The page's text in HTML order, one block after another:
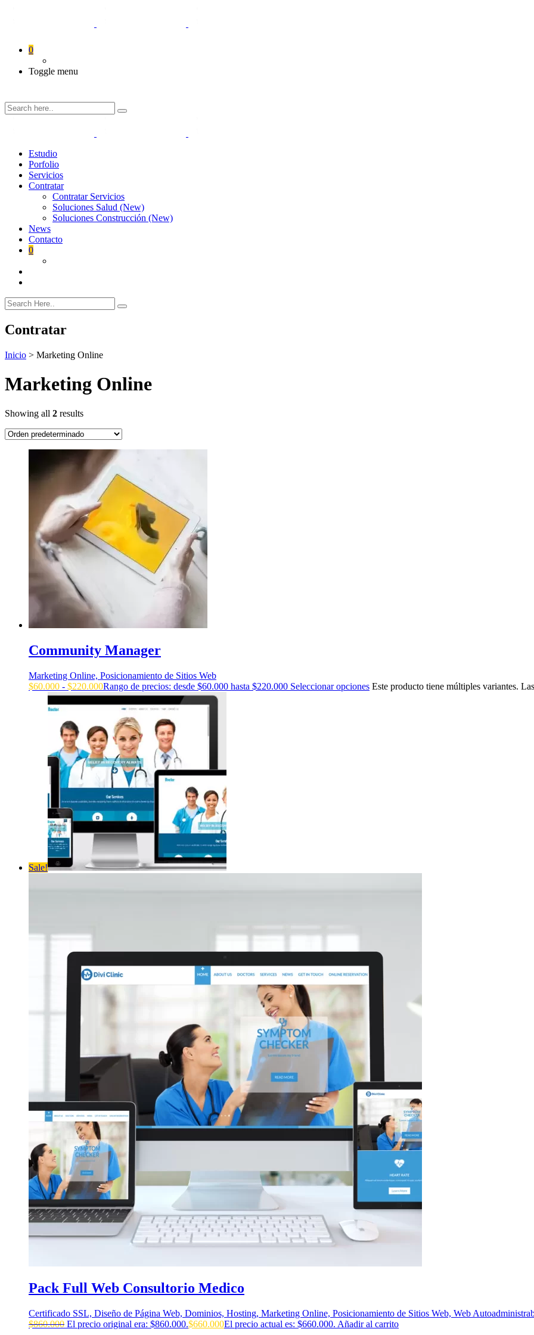
0
Toggle menu
Estudio
Porfolio
Servicios
Contratar
Contratar Servicios
Soluciones Salud (New)
Soluciones Construcción (New)
News
Contacto
0
Contratar
Inicio > Marketing Online
Marketing Online
Showing all 2 results
Community Manager
Marketing Online, Posicionamiento de Sitios Web
$60.000 - $220.000Rango de precios: desde $60.000 hasta $220.000 Seleccionar opciones Este producto tiene múltiples variantes.
Sale!
Pack Full Web Consultorio Medico
Certificado SSL, Diseño de Página Web, Dominios, Hosting, Marketing Online, Posicionamiento de Sitios Web, Web
$860.000 El precio original era: $860.000.$660.000El precio actual es: $660.000. Añadir al carrito